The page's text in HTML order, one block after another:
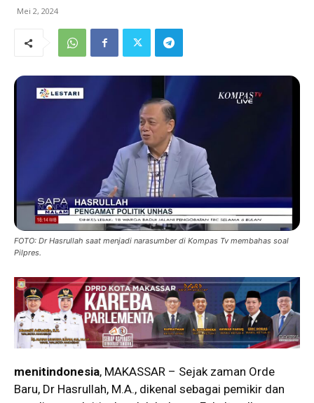
Mei 2, 2024
FOTO: Dr Hasrullah saat menjadi narasumber di Kompas Tv membahas soal
Pilpres.
menitindonesia, MAKASSAR – Sejak zaman Orde
Baru, Dr Hasrullah, M.A., dikenal sebagai pemikir dan